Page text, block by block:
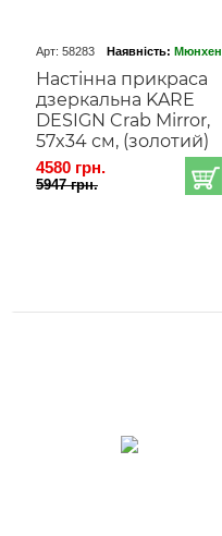
Арт: 58283 Наявність: Мюнхен
Настінна прикраса
дзеркальна KARE
DESIGN Crab Mirror,
57x34 см, (золотий)
4580 грн.
5947 грн.